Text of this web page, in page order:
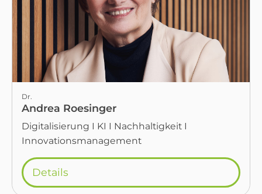
Dr.
Andrea Roesinger
Digitalisierung I KI I Nachhaltigkeit I
Innovationsmanagement
Details